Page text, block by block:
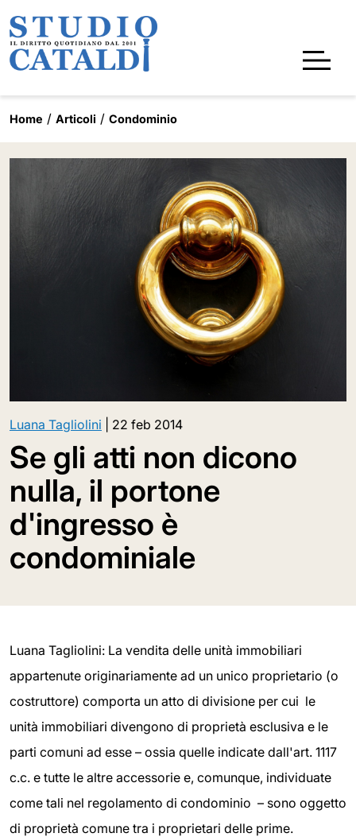
Home Articoli Condominio
Luana Tagliolini 22 feb 2014
Se gli atti non dicono
nulla, il portone
d'ingresso è
condominiale
Luana Tagliolini: La vendita delle unità immobiliari
appartenute originariamente ad un unico proprietario (o
costruttore) comporta un atto di divisione per cui le
unità immobiliari divengono di proprietà esclusiva e le
parti comuni ad esse – ossia quelle indicate dall'art. 1117
c.c. e tutte le altre accessorie e, comunque, individuate
come tali nel regolamento di condominio – sono oggetto
di proprietà comune tra i proprietari delle prime.